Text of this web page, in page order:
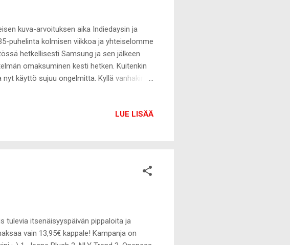
kuva-arvoituksen aika Indiedaysin ja
puhelinta kolmisen viikkoa ja yhteiselomme
hetkellisesti Samsung ja sen jälkeen
omaksuminen kesti hetken. Kuitenkin
käyttö sujuu ongelmitta. Kyllä vanhakin
akku vetele viimeisiään. Viimeinen
LUE LISÄÄ
tulevia itsenäisyyspäivän pippaloita ja
vain 13,95€ kappale! Kampanja on